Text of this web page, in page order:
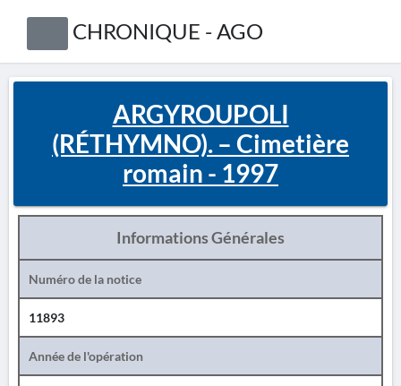
CHRONIQUE - AGO
ARGYROUPOLI
(RÉTHYMNO). – Cimetière
romain - 1997
Informations Générales
Numéro de la notice
11893
Année de l'opération